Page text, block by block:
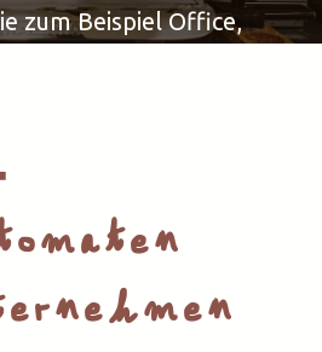
zum Beispiel Office,
auch für die eigenen